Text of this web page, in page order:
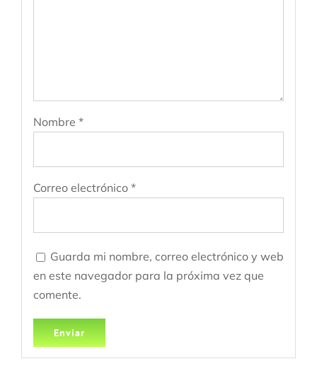
Nombre *
Correo electrónico *
Guarda mi nombre, correo electrónico y web
en este navegador para la próxima vez que
comente.